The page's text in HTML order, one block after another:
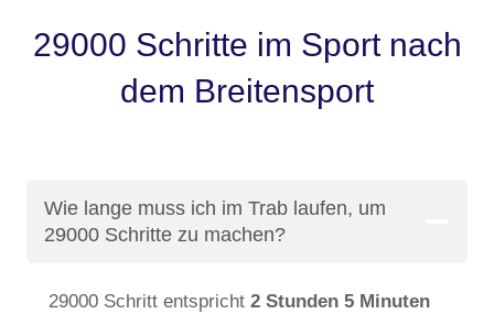
29000 Schritte im Sport nach
dem Breitensport
Wie lange muss ich im Trab laufen, um
29000 Schritte zu machen?
29000 Schritt entspricht 2 Stunden 5 Minuten